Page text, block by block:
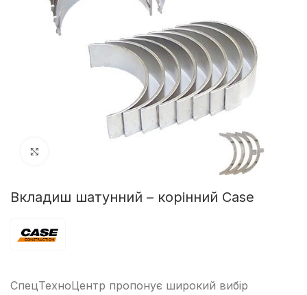
Вкладиш шатунний – корінний Case
СпецТехноЦентр пропонує широкий вибір